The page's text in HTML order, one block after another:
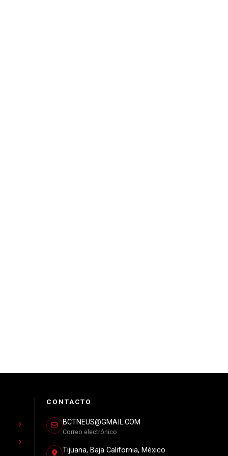
CONTACTO
BCTNEUS@GMAIL.COM
Correo electrónico
Tijuana, Baja California, México